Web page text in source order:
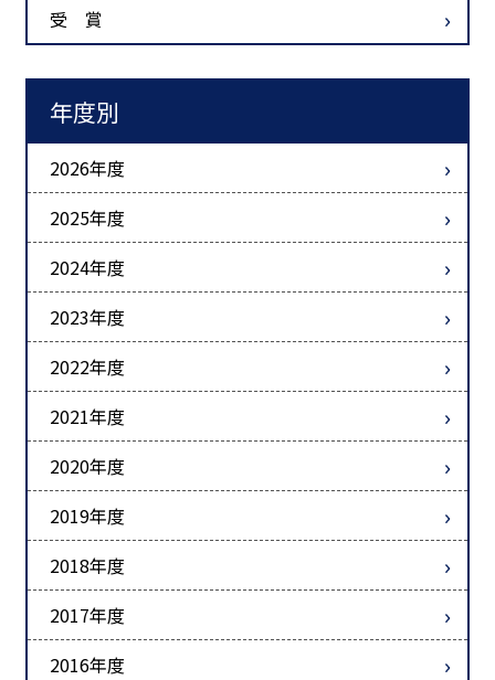
受 賞
年度別
2026年度
2025年度
2024年度
2023年度
2022年度
2021年度
2020年度
2019年度
2018年度
2017年度
2016年度